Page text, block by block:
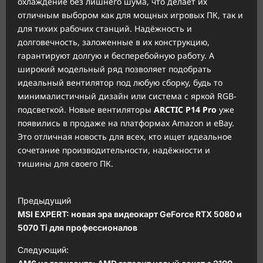
отличным выбором как для мощных игровых ПК, так и
для тихих рабочих станций. Надёжность и
долговечность, заложенные в их конструкцию,
гарантируют долгую и бесперебойную работу. А
широкий модельный ряд позволяет подобрать
идеальный вентилятор под любую сборку, будь то
минималистичный дизайн или система с яркой RGB-
подсветкой. Новые вентиляторы ARCTIC P14 Pro уже
появились в продаже на платформах Amazon и eBay.
Это отличная новость для всех, кто ищет идеальное
сочетание производительности, надёжности и
тишины для своего ПК.
Н
а
в
и
Предыдущий
MSI EXPERT: новая эра видеокарт GeForce RTX 5080 и
5070 Ti для профессионалов
Следующий: